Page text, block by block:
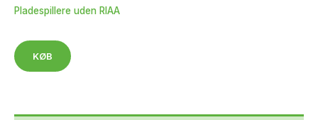
Pladespillere uden RIAA
KØB